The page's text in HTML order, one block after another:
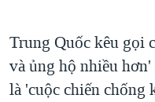
THỂ THAO
GIÁO DỤC
CHI PHÍ CHIẾN TRANH
CÁC GIÁ TRỊ CỘNG
Trung Quốc kêu gọi
và ủng hộ nhiều
là 'cuộc chiến chống